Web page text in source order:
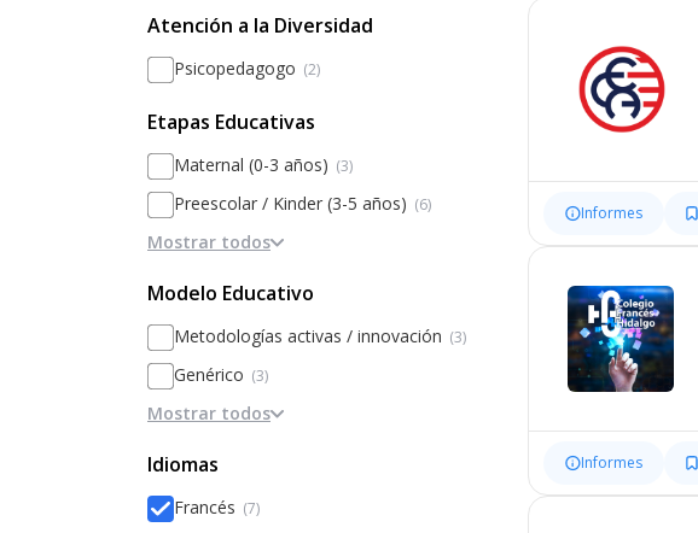
Diferenciado por sexos
Atención a la Diversidad
Psicopedagogo (2)
Etapas Educativas
Maternal (0-3 años) (3)
Preescolar / Kinder (3-5 años) (6)
Primaria (6)
Secundaria
Mostrar todos
Modelo Educativo
Metodologías activas / innovación (3)
Genérico (3)
Personalización
Montessori)
Basado en la disciplina / internados
Mostrar todos
Idiomas
Francés (7)
Informes
Informes